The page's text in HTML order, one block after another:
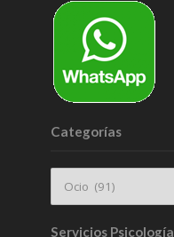
Categorías
Servicios Psicología